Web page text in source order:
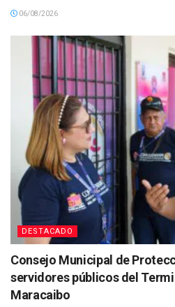
06/08/2026
DESTACADO
Consejo Municipal de
servidores públicos del
Maracaibo